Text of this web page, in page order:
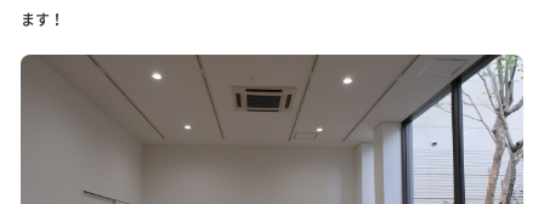
ます！